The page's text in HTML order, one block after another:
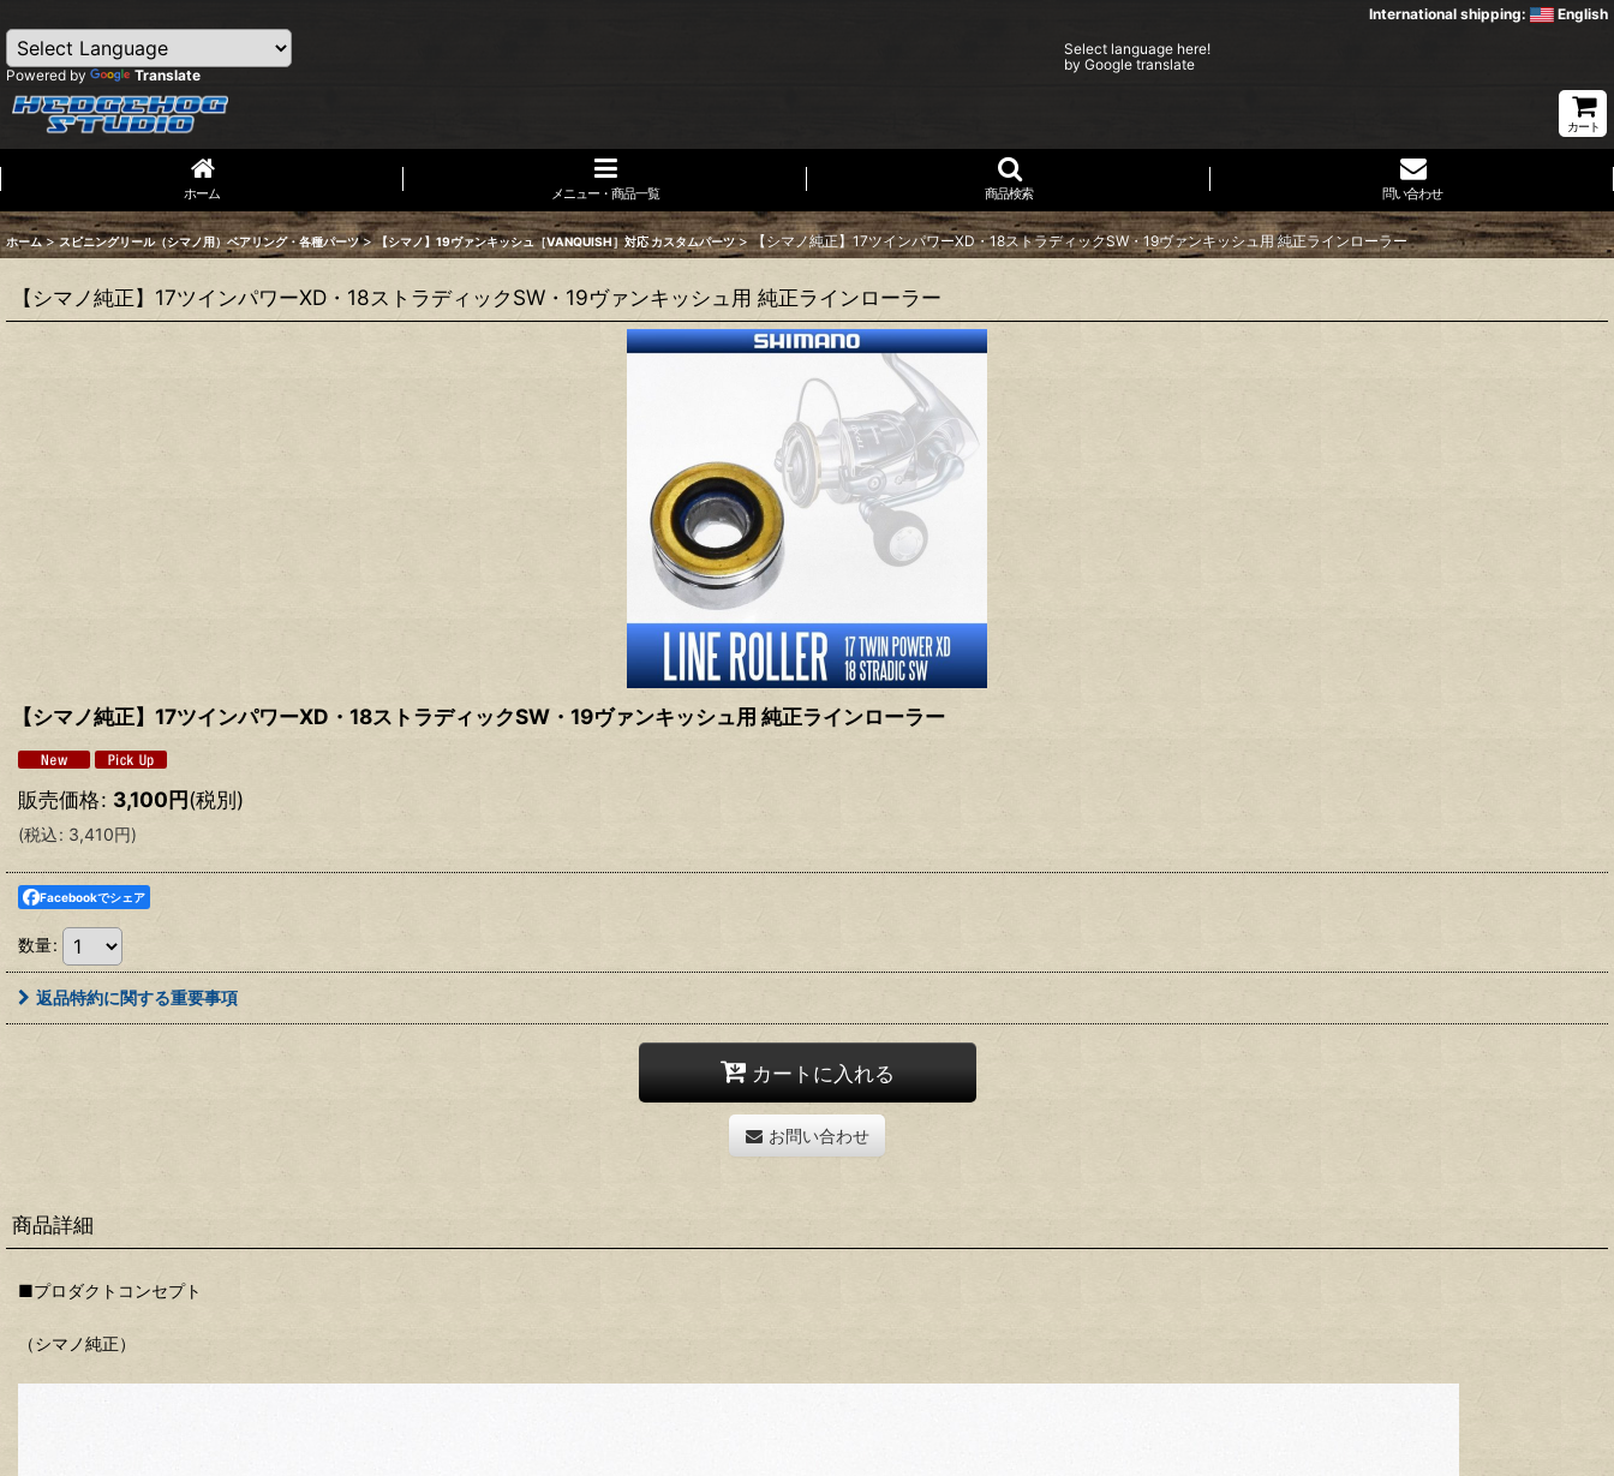
International shipping: English
Powered by Translate
Select language here!
by Google translate
カート
ホーム メニュー・商品一覧 商品検索 問い合わせ
ホーム > スピニングリール（シマノ用）ベアリング・各種パーツ > 【シマノ】19ヴァンキッシュ［VANQUISH］対応 カスタムパーツ > 【シマノ純正】17ツインパワーXD・18ストラディックSW・19ヴァンキッシュ用 純正ラインローラー
【シマノ純正】17ツインパワーXD・18ストラディックSW・19ヴァンキッシュ用 純正ラインローラー
【シマノ純正】17ツインパワーXD・18ストラディックSW・19ヴァンキッシュ用 純正ラインローラー
販売価格: 3,100円(税別)
(税込: 3,410円)
Facebookでシェア
数量:
返品特約に関する重要事項
カートに入れる
お問い合わせ
商品詳細
■プロダクトコンセプト
（シマノ純正）